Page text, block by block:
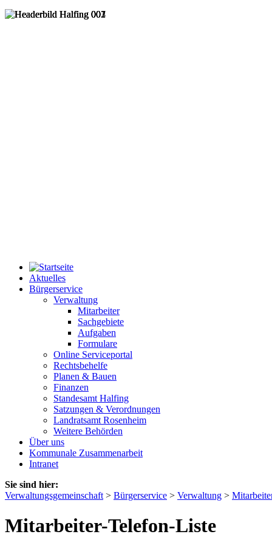
Aktuelles
Bürgerservice
Verwaltung
Mitarbeiter
Sachgebiete
Aufgaben
Formulare
Online Serviceportal
Rechtsbehelfe
Planen & Bauen
Finanzen
Standesamt Halfing
Satzungen & Verordnungen
Landratsamt Rosenheim
Weitere Behörden
Über uns
Kommunale Zusammenarbeit
Intranet
Sie sind hier:
Verwaltungsgemeinschaft > Bürgerservice > Verwaltung >
Mitarbeiter-Telefon-Liste